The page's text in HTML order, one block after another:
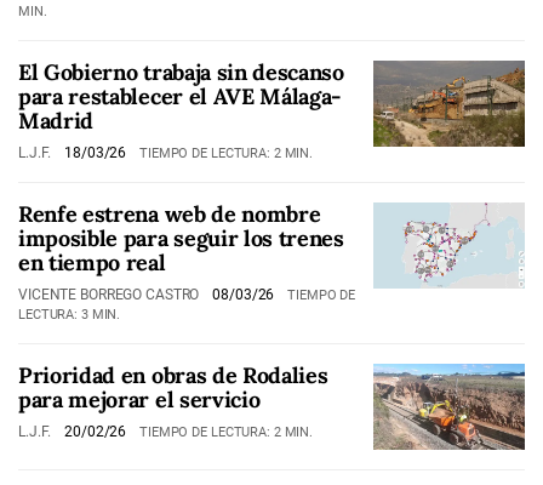
MIN.
El Gobierno trabaja sin descanso
para restablecer el AVE Málaga-
Madrid
L.J.F. 18/03/26 TIEMPO DE LECTURA: 2 MIN.
Renfe estrena web de nombre
imposible para seguir los trenes
en tiempo real
VICENTE BORREGO CASTRO 08/03/26
TIEMPO DE
LECTURA: 3 MIN.
Prioridad en obras de Rodalies
para mejorar el servicio
L.J.F. 20/02/26 TIEMPO DE LECTURA: 2 MIN.